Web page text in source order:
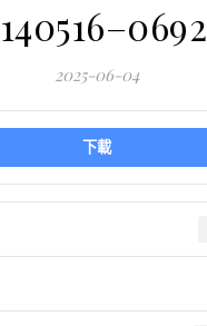
2025-06-04
下載